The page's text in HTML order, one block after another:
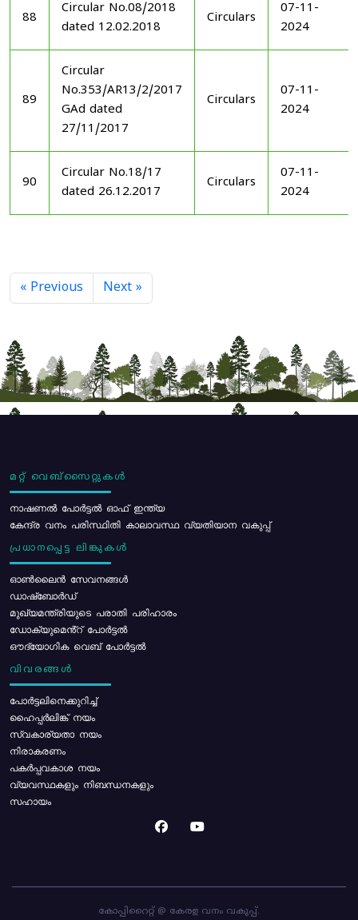
88
Circular No.08/2018
dated 12.02.2018
Circulars
07-11-
2024
89
Circular
No.353/AR13/2/2017
GAd dated
27/11/2017
Circulars
07-11-
2024
90
Circular No.18/17
dated 26.12.2017
Circulars
07-11-
2024
« Previous Next »
മറ്റ് വെബ്സൈറ്റുകൾ
നാഷണൽ പോർട്ടൽ ഓഫ് ഇന്ത്യ
കേന്ദ്ര വനം പരിസ്ഥിതി കാലാവസ്ഥ വ്യതിയാന വകുപ്പ്
പ്രധാനപ്പെട്ട ലിങ്കുകൾ
ഓൺലൈൻ സേവനങ്ങൾ
ഡാഷ്ബോർഡ്
മുഖ്യമന്ത്രിയുടെ പരാതി പരിഹാരം
ഡോക്യുമെൻ്റ് പോർട്ടൽ
ഔദ്യോഗിക വെബ് പോർട്ടൽ
വിവരങ്ങൾ
പോര്‍ട്ടലിനെക്കുറിച്ച്
ഹൈപ്പർലിങ്ക് നയം
സ്വകാര്യതാ നയം
നിരാകരണം
പകർപ്പവകാശ നയം
വ്യവസ്ഥകളും നിബന്ധനകളും
സഹായം
കോപ്പിറൈറ്റ് @ കേരള വനം വകുപ്പ്.